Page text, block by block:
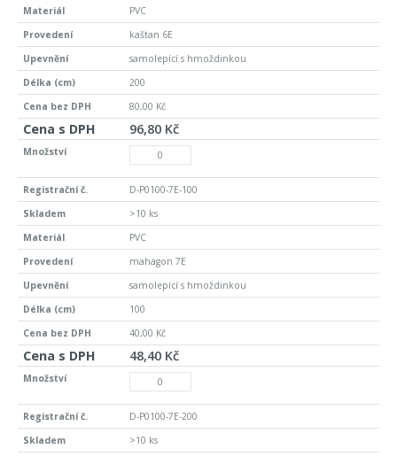
PVC
kaštan 6E
samolepící s hmoždinkou
200
80,00 Kč
96,80 Kč
D-P0100-7E-100
>10 ks
PVC
mahagon 7E
samolepící s hmoždinkou
100
40,00 Kč
48,40 Kč
D-P0100-7E-200
>10 ks